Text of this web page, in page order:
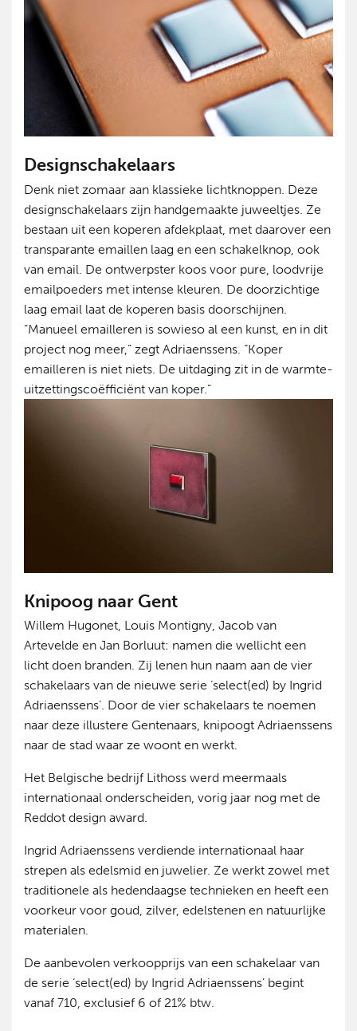
Designschakelaars
Denk niet zomaar aan klassieke lichtknoppen. Deze
designschakelaars zijn handgemaakte juweeltjes. Ze
bestaan uit een koperen afdekplaat, met daarover een
transparante emaillen laag en een schakelknop, ook
van email. De ontwerpster koos voor pure, loodvrije
emailpoeders met intense kleuren. De doorzichtige
laag email laat de koperen basis doorschijnen.
“Manueel emailleren is sowieso al een kunst, en in dit
project nog meer,” zegt Adriaenssens. “Koper
emailleren is niet niets. De uitdaging zit in de warmte-
uitzettingscoëfficiënt van koper.”
Knipoog naar Gent
Willem Hugonet, Louis Montigny, Jacob van
Artevelde en Jan Borluut: namen die wellicht een
licht doen branden. Zij lenen hun naam aan de vier
schakelaars van de nieuwe serie ‘select(ed) by Ingrid
Adriaenssens’. Door de vier schakelaars te noemen
naar deze illustere Gentenaars, knipoogt Adriaenssens
naar de stad waar ze woont en werkt.
Het Belgische bedrijf Lithoss werd meermaals
internationaal onderscheiden, vorig jaar nog met de
Reddot design award.
Ingrid Adriaenssens verdiende internationaal haar
strepen als edelsmid en juwelier. Ze werkt zowel met
traditionele als hedendaagse technieken en heeft een
voorkeur voor goud, zilver, edelstenen en natuurlijke
materialen.
De aanbevolen verkoopprijs van een schakelaar van
de serie ‘select(ed) by Ingrid Adriaenssens’ begint
vanaf 710, exclusief 6 of 21% btw.